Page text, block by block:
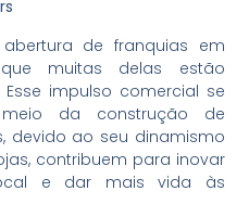
de franquias em
muitas delas estão
impulso comercial se
da construção de
devido ao seu dinamismo
contribuem para inovar
e dar mais vida às